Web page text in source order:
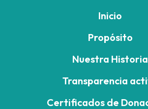
Inicio
Propósito
Nuestra Historia
Transparencia
Certificados de